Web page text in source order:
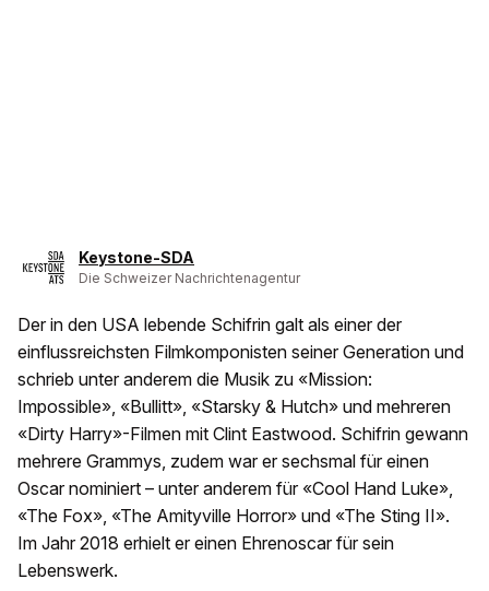
Keystone-SDA
Die Schweizer Nachrichtenagentur
Der in den USA lebende Schifrin galt als einer der
einflussreichsten Filmkomponisten seiner Generation und
schrieb unter anderem die Musik zu «Mission:
Impossible», «Bullitt», «Starsky & Hutch» und mehreren
«Dirty Harry»-Filmen mit Clint Eastwood. Schifrin gewann
mehrere Grammys, zudem war er sechsmal für einen
Oscar nominiert – unter anderem für «Cool Hand Luke»,
«The Fox», «The Amityville Horror» und «The Sting II».
Im Jahr 2018 erhielt er einen Ehrenoscar für sein
Lebenswerk.